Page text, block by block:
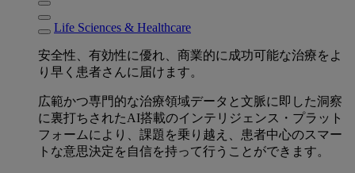
Life Sciences & Healthcare
安全性、有効性に優れ、商業的に成功可能な治療をよ
り早く患者さんに届けます。
広範かつ専門的な治療領域データと文脈に即した洞察
に裏打ちされたAI搭載のインテリジェンス・プラット
フォームにより、課題を乗り越え、患者中心のスマー
トな意思決定を自信を持って行うことができます。